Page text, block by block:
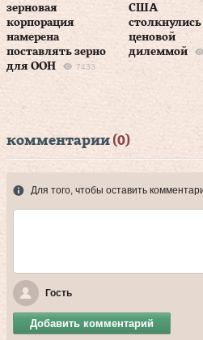
зерновая
корпорация
намерена
поставлять зерно
для ООН
7433
США
столкнулись
ценовой
дилеммой
комментарии (0)
Для того, чтобы оставить
Гость
Добавить комментарий